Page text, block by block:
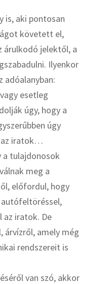
is, aki pontosan
követett el,
árulkodó jelektől, a
Ilyenkor
esetleg
úgy, hogy a
úgy
az iratok…
a tulajdonosok
meg a
előfordul, hogy
az iratok. De
árvízről, amely még
rendszereit is
van szó, akkor